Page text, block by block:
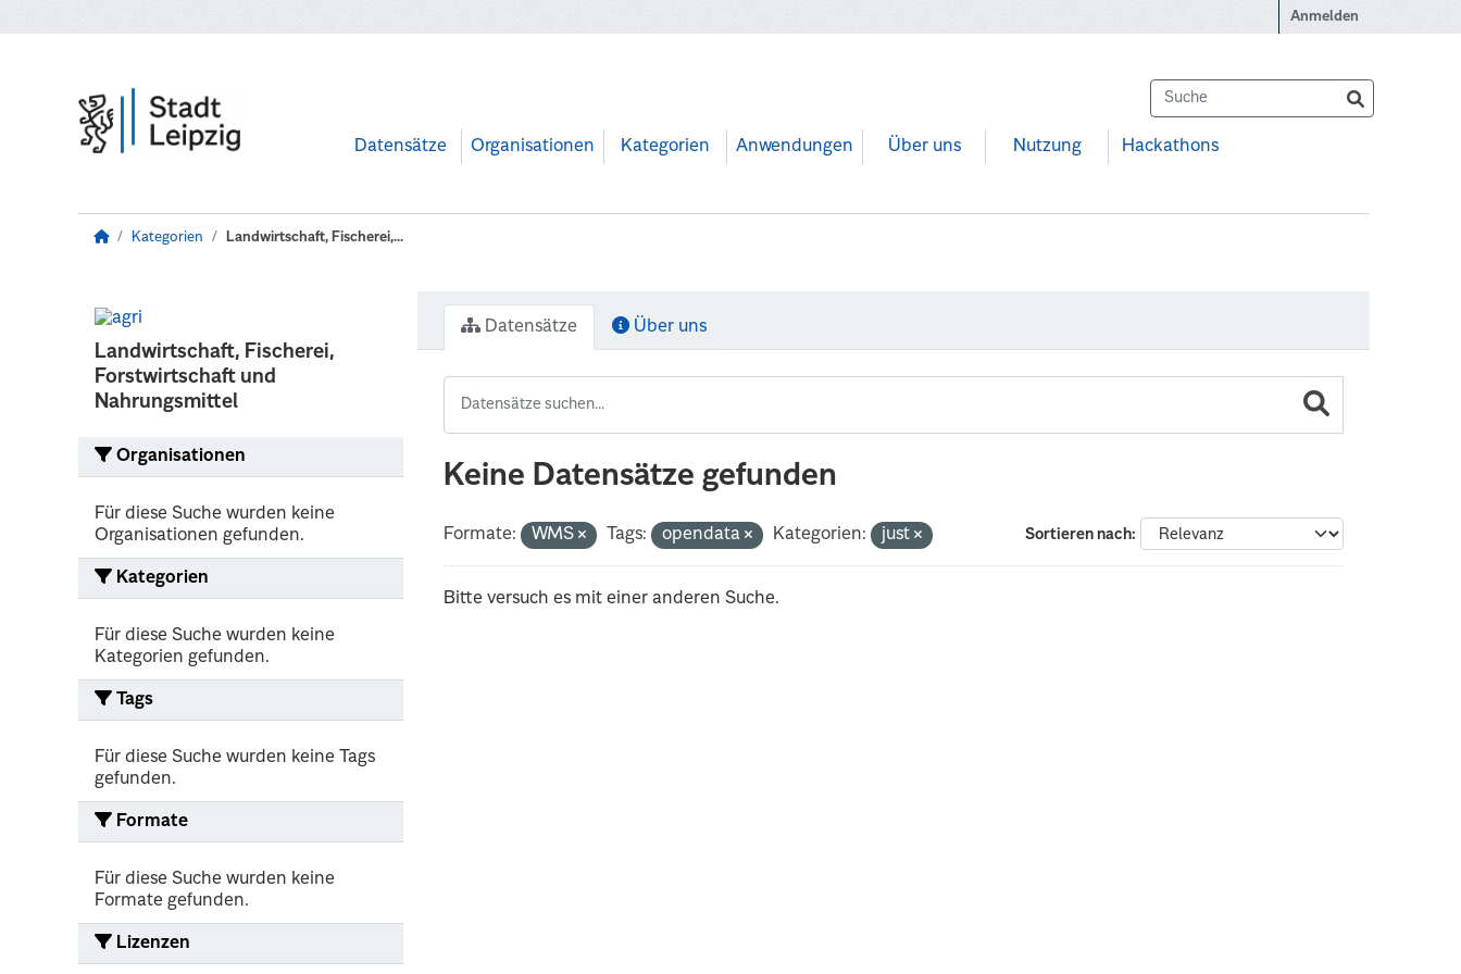
Anmelden
Datensätze Organisationen Kategorien Anwendungen Über uns Nutzung Hackathons
Kategorien Landwirtschaft, Fischerei,...
Landwirtschaft, Fischerei,
Forstwirtschaft und
Nahrungsmittel
Organisationen
Für diese Suche wurden keine
Organisationen gefunden.
Kategorien
Für diese Suche wurden keine
Kategorien gefunden.
Tags
Für diese Suche wurden keine Tags
gefunden.
Formate
Für diese Suche wurden keine
Formate gefunden.
Lizenzen
Datensätze Über uns
Keine Datensätze gefunden
Sortieren nach
Formate: WMS Tags: opendata Kategorien: just
Bitte versuch es mit einer anderen Suche.